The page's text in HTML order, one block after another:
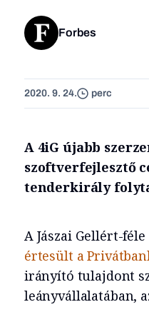
Forbes
2020. 9. 24. perc
A 4iG újabb
szoftverfejlesztő
tenderkirály
A Jászai Gellért-
értesült a
irányító tulajdont
leányvállalatában,